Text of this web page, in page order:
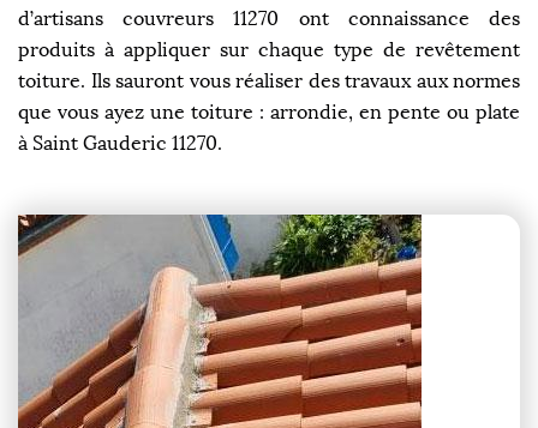
d’artisans couvreurs 11270 ont connaissance des
produits à appliquer sur chaque type de revêtement
toiture. Ils sauront vous réaliser des travaux aux normes
que vous ayez une toiture : arrondie, en pente ou plate
à Saint Gauderic 11270.